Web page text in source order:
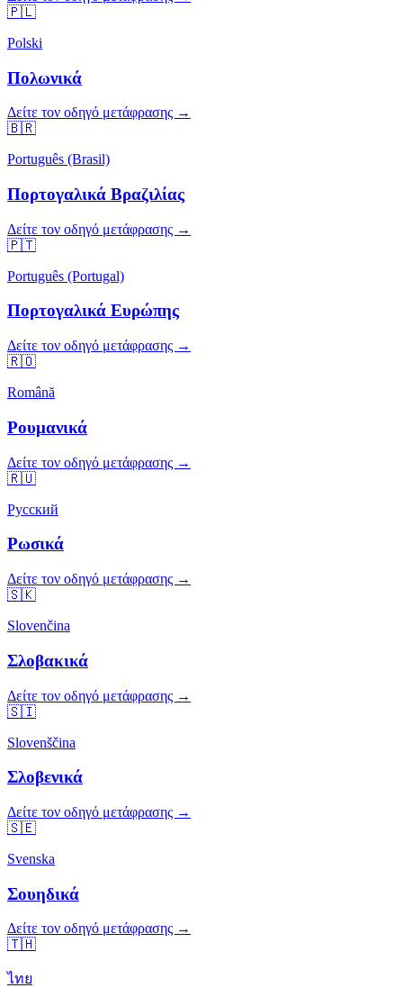
🇵🇱
Polski
Πολωνικά
Δείτε τον οδηγό μετάφρασης →
🇧🇷
Português (Brasil)
Πορτογαλικά Βραζιλίας
Δείτε τον οδηγό μετάφρασης →
🇵🇹
Português (Portugal)
Πορτογαλικά Ευρώπης
Δείτε τον οδηγό μετάφρασης →
🇷🇴
Română
Ρουμανικά
Δείτε τον οδηγό μετάφρασης →
🇷🇺
Русский
Ρωσικά
Δείτε τον οδηγό μετάφρασης →
🇸🇰
Slovenčina
Σλοβακικά
Δείτε τον οδηγό μετάφρασης →
🇸🇮
Slovenščina
Σλοβενικά
Δείτε τον οδηγό μετάφρασης →
🇸🇪
Svenska
Σουηδικά
Δείτε τον οδηγό μετάφρασης →
🇹🇭
ไทย